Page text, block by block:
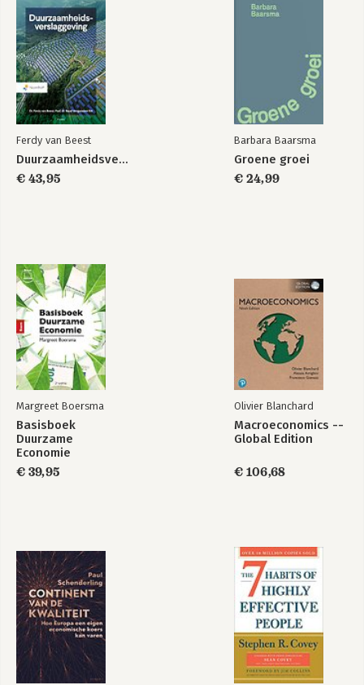
Acknowledgments
Index
Ferdy van Beest
Duurzaamheidsverslaggeving
€ 43,95
Barbara Baarsma
Groene groei
€ 24,99
Margreet Boersma
Basisboek
Duurzame
Economie
€ 39,95
Olivier Blanchard
Macroeconomics --
Global Edition
€ 106,68